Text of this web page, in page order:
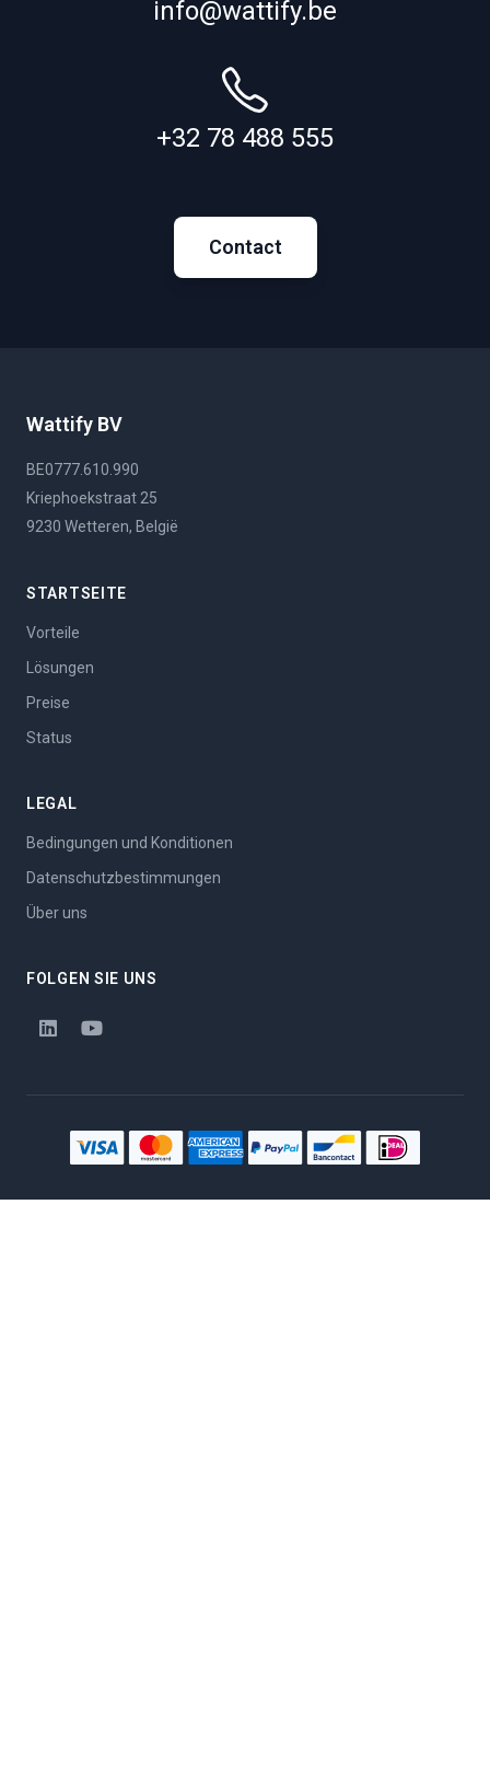
info@wattify.be
+32 78 488 555
Contact
Wattify BV
BE0777.610.990
Kriephoekstraat 25
9230 Wetteren, België
STARTSEITE
Vorteile
Lösungen
Preise
Status
LEGAL
Bedingungen und Konditionen
Datenschutzbestimmungen
Über uns
FOLGEN SIE UNS